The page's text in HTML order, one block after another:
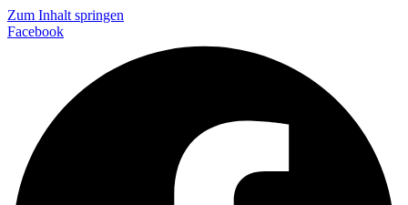
Zum Inhalt springen
Facebook